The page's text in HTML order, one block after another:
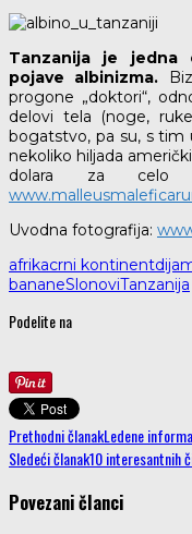
Tanzanija je jedna
pojave albinizma.
progone „doktori“,
delovi tela (noge,
bogatstvo, pa su, s tim
nekoliko hiljada
dolara za celo
Uvodna fotografija:
afrikacrni kontinent
bananeSlonoviTanzanija
Podelite na
Prethodni članakLedene
Sledeći članak10 interesantnih
Povezani članci